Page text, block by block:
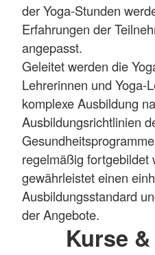
der Yoga-Stunden
Erfahrungen der
angepasst.
Geleitet werden die
Lehrerinnen und Yoga-
komplexe Ausbildung
Ausbildungsrichtlinien
regelmäßig fortgebildet
gewährleistet einen
Ausbildungsstandard
der Angebote.
Kurse